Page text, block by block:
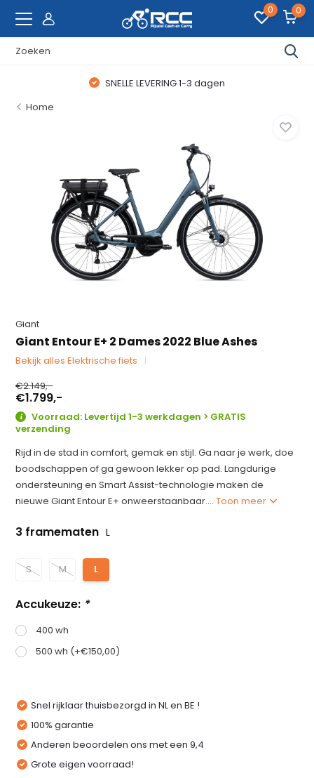
0 0
SNELLE LEVERING 1-3 dagen
Home
Giant
Giant Entour E+ 2 Dames 2022 Blue Ashes
Bekijk alles Elektrische fiets
€2.149,-
€1.799,-
Voorraad: Levertijd 1-3 werkdagen > GRATIS
verzending
Rijd in de stad in comfort, gemak en stijl. Ga naar je werk, doe
boodschappen of ga gewoon lekker op pad. Langdurige
ondersteuning en Smart Assist-technologie maken de
nieuwe Giant Entour E+ onweerstaanbaar....Toon meer
3 framematen L
S M L
Accukeuze: *
400 wh
500 wh (+€150,00)
Snel rijklaar thuisbezorgd in NL en BE !
100% garantie
Anderen beoordelen ons met een 9,4
Grote eigen voorraad!